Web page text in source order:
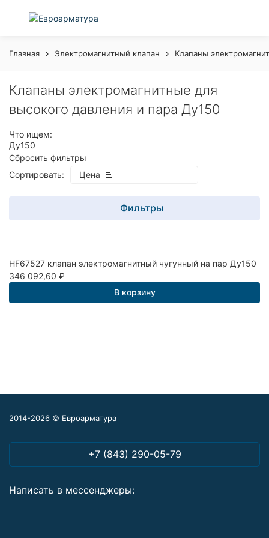
Главная Электромагнитный клапан Клапаны
Клапаны электромагнитные для
высокого давления и пара Ду150
Что ищем:
Ду150
Сбросить фильтры
Сортировать:
Цена
покупателей
Фильтры
HF67527 клапан электромагнитный чугунный на пар Ду150
346 092,60 ₽
В корзину
2014-2026 © Евроарматура
+7 (843) 290-05-79
Написать в мессенджеры: